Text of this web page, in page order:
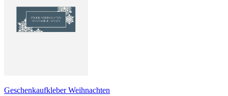
Geschenkaufkleber Weihnachten